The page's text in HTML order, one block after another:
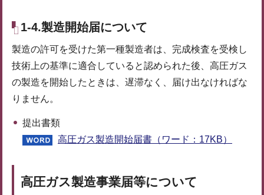
1-4.製造開始届について
製造の許可を受けた第一種製造者は、完成検査を受検し
技術上の基準に適合していると認められた後、高圧ガス
の製造を開始したときは、遅滞なく、届け出なければな
りません。
提出書類
高圧ガス製造開始届書（ワード：17KB）
高圧ガス製造事業届等について